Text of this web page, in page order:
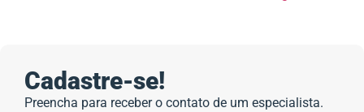
Cadastre-se!
Preencha para receber o contato de um especialista.